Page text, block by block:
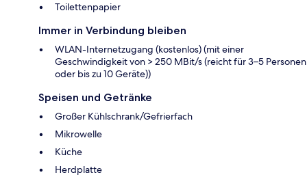
Toilettenpapier
Immer in Verbindung bleiben
WLAN-Internetzugang (kostenlos) (mit einer
Geschwindigkeit von > 250 MBit/s (reicht für 3–5 Personen
oder bis zu 10 Geräte))
Speisen und Getränke
Großer Kühlschrank/Gefrierfach
Mikrowelle
Küche
Herdplatte